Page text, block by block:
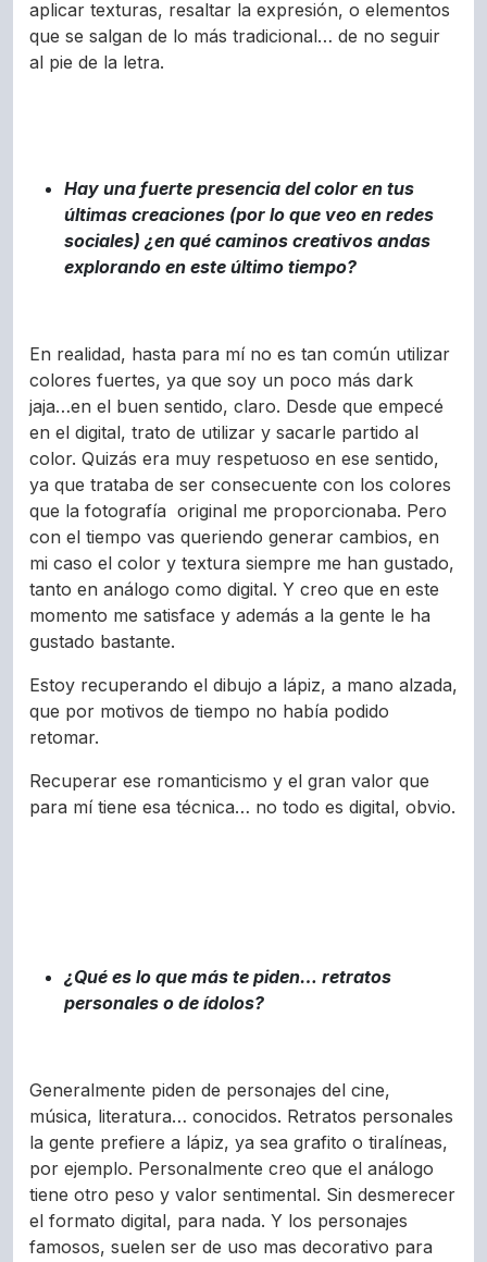
aplicar texturas, resaltar la expresión, o elementos
que se salgan de lo más tradicional… de no seguir
al pie de la letra.
Hay una fuerte presencia del color en tus
últimas creaciones (por lo que veo en redes
sociales) ¿en qué caminos creativos andas
explorando en este último tiempo?
En realidad, hasta para mí no es tan común utilizar
colores fuertes, ya que soy un poco más dark
jaja…en el buen sentido, claro. Desde que empecé
en el digital, trato de utilizar y sacarle partido al
color. Quizás era muy respetuoso en ese sentido,
ya que trataba de ser consecuente con los colores
que la fotografía original me proporcionaba. Pero
con el tiempo vas queriendo generar cambios, en
mi caso el color y textura siempre me han gustado,
tanto en análogo como digital. Y creo que en este
momento me satisface y además a la gente le ha
gustado bastante.
Estoy recuperando el dibujo a lápiz, a mano alzada,
que por motivos de tiempo no había podido
retomar.
Recuperar ese romanticismo y el gran valor que
para mí tiene esa técnica… no todo es digital, obvio.
¿Qué es lo que más te piden… retratos
personales o de ídolos?
Generalmente piden de personajes del cine,
música, literatura… conocidos. Retratos personales
la gente prefiere a lápiz, ya sea grafito o tiralíneas,
por ejemplo. Personalmente creo que el análogo
tiene otro peso y valor sentimental. Sin desmerecer
el formato digital, para nada. Y los personajes
famosos, suelen ser de uso mas decorativo para